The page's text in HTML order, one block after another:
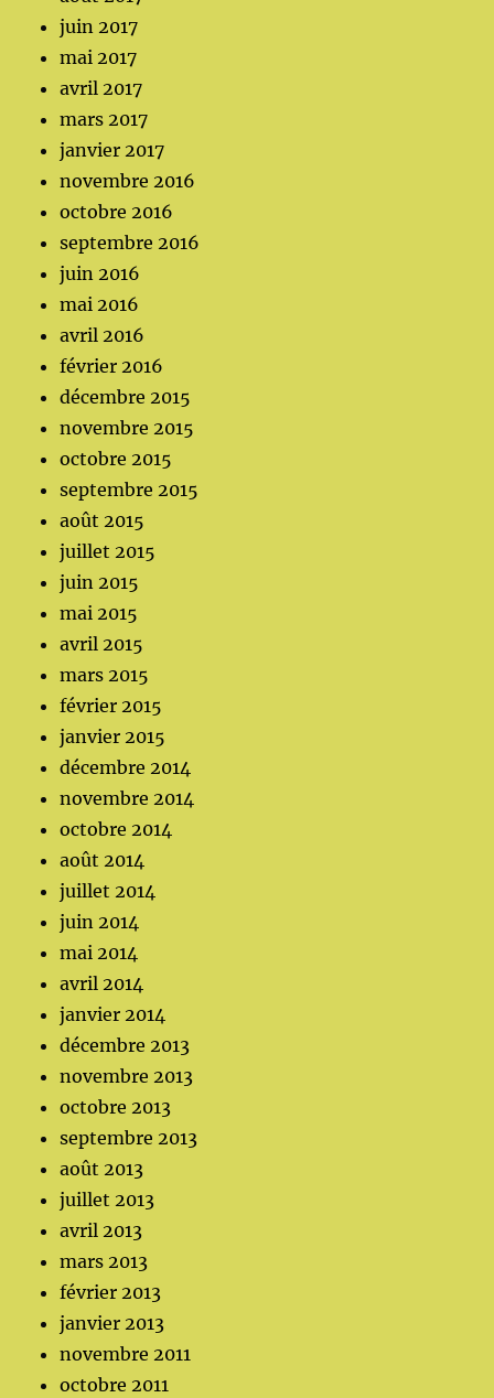
juin 2017
mai 2017
avril 2017
mars 2017
janvier 2017
novembre 2016
octobre 2016
septembre 2016
juin 2016
mai 2016
avril 2016
février 2016
décembre 2015
novembre 2015
octobre 2015
septembre 2015
août 2015
juillet 2015
juin 2015
mai 2015
avril 2015
mars 2015
février 2015
janvier 2015
décembre 2014
novembre 2014
octobre 2014
août 2014
juillet 2014
juin 2014
mai 2014
avril 2014
janvier 2014
décembre 2013
novembre 2013
octobre 2013
septembre 2013
août 2013
juillet 2013
avril 2013
mars 2013
février 2013
janvier 2013
novembre 2011
octobre 2011